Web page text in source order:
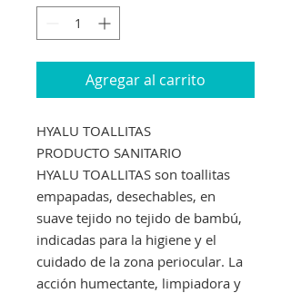
Agregar al carrito
HYALU TOALLITAS
PRODUCTO SANITARIO
HYALU TOALLITAS son toallitas
empapadas, desechables, en
suave tejido no tejido de bambú,
indicadas para la higiene y el
cuidado de la zona periocular. La
acción humectante, limpiadora y